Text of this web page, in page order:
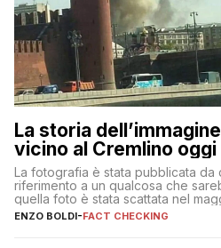
La storia
vicino al Cremlino
La fotografia è stata pubblicata da
riferimento a un qualcosa che
quella foto è stata scattata nel
ENZO BOLDI-FACT CHECKING